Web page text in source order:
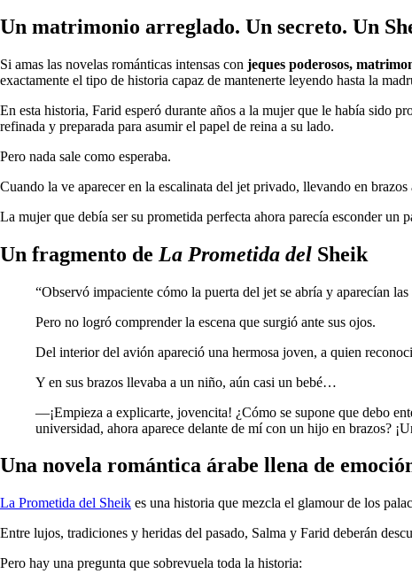
Un matrimonio arreglado. Un secreto. Un
Si amas las novelas románticas intensas con jeques poderosos,
exactamente el tipo de historia capaz de mantenerte leyendo hasta la
En esta historia, Farid esperó durante años a la mujer que le había sido
refinada y preparada para asumir el papel de reina a su lado.
Pero nada sale como esperaba.
Cuando la ve aparecer en la escalinata del jet privado, llevando en
La mujer que debía ser su prometida perfecta ahora parecía esconder un
Un fragmento de La Prometida del Sheik
“Observó impaciente cómo la puerta del jet se abría y aparecían las
Pero no logró comprender la escena que surgió ante sus ojos.
Del interior del avión apareció una hermosa joven, a quien
Y en sus brazos llevaba a un niño, aún casi un bebé…
—¡Empieza a explicarte, jovencita! ¿Cómo se supone que debo
universidad, ahora aparece delante de mí con un hijo en brazos?
Una novela romántica árabe llena de
La Prometida del Sheik es una historia que mezcla el glamour de los
Entre lujos, tradiciones y heridas del pasado, Salma y Farid deberán
Pero hay una pregunta que sobrevuela toda la historia: